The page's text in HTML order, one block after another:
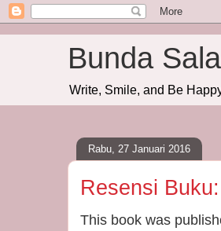
Bunda
Write, Smile, and Be
Rabu, 27 Januari 2016
Resensi
This book was